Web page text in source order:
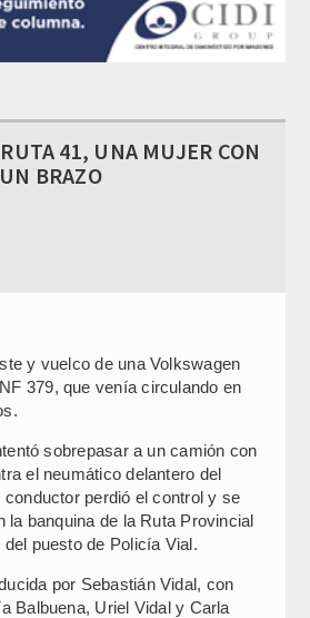
41, UNA MUJER CON
BRAZO
y vuelco de una Volkswagen
379, que venía circulando en
sobrepasar a un camión con
el neumático delantero del
perdió el control y se
la banquina de la Ruta Provincial
puesto de Policía Vial.
por Sebastián Vidal, con
Balbuena, Uriel Vidal y Carla